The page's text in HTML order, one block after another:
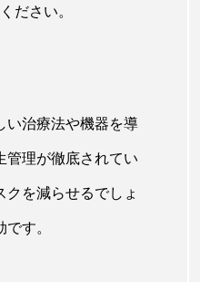
ださい。
い治療法や機器を導
管理が徹底されてい
を減らせるでしょ
す。